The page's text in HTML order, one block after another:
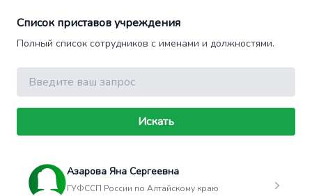
Список приставов учреждения
Полный список сотрудников с именами и должностями.
Поиск
Искать
Азарова Яна Сергеевна
ГУФССП России по Алтайскому краю